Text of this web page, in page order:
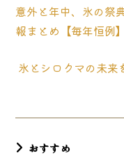
他
の
を
意外と年中、氷の祭
報まとめ【毎年恒例】
氷とシロクマの未来
おすすめ